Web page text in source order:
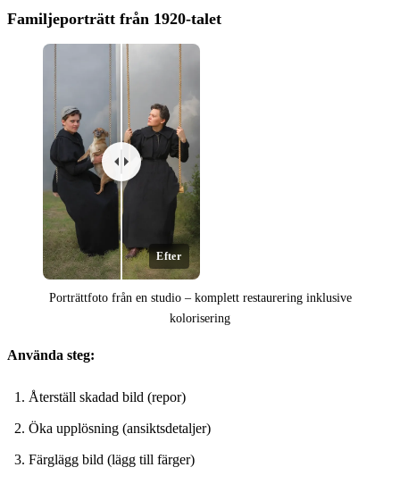
Familjeporträtt från 1920-talet
Efter
Porträttfoto från en studio – komplett restaurering inklusive
kolorisering
Använda steg:
Återställ skadad bild (repor)
Öka upplösning (ansiktsdetaljer)
Färglägg bild (lägg till färger)